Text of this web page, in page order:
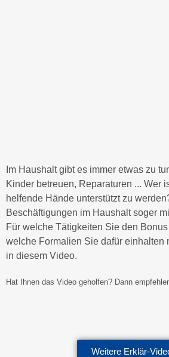
Im Haushalt gibt es immer etwas zu
Kinder betreuen, Reparaturen ... Wer
helfende Hände unterstützt zu
Beschäftigungen im Haushalt soger
Für welche Tätigkeiten Sie den
welche Formalien Sie dafür einhalten
in diesem Video.
Hat Ihnen das Video geholfen? Dann
Weitere Erklär-